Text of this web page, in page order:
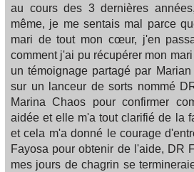
au cours des 3 dernières
même, je me sentais mal parce
mari de tout mon cœur, j'en
comment j'ai pu récupérer mon
un témoignage partagé par
sur un lanceur de sorts nommé
Marina Chaos pour confirmer
aidée et elle m'a tout clarifié de la
et cela m'a donné le courage
Fayosa pour obtenir de l'aide, DR
mes jours de chagrin se